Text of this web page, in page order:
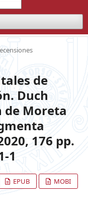
de
Duch
de Moreta
176 pp.
1
EPUB MOBI